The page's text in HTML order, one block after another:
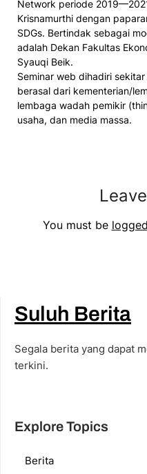
Network periode
Krisnamurthi dengan
SDGs. Bertindak sebagai
adalah Dekan Fakultas
Syauqi Beik.
Seminar web dihadiri
berasal dari kementerian/
lembaga wadah pemikir
usaha, dan media massa.
You must be
Suluh Berita
Segala berita yang dapat
terkini.
Explore Topics
Berita